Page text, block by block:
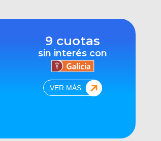
9 cuotas
sin interés con
VER MÁS